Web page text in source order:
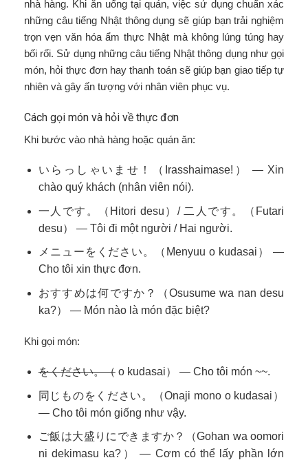
nhà hàng. Khi ăn uống tại quán, việc sử dụng chuẩn xác
những câu tiếng Nhật thông dụng sẽ giúp bạn trải nghiệm
trọn vẹn văn hóa ẩm thực Nhật mà không lúng túng hay
bối rối. Sử dụng những câu tiếng Nhật thông dụng như gọi
món, hỏi thực đơn hay thanh toán sẽ giúp bạn giao tiếp tự
nhiên và gây ấn tượng với nhân viên phục vụ.
Cách gọi món và hỏi về thực đơn
Khi bước vào nhà hàng hoặc quán ăn:
いらっしゃいませ！（Irasshaimase!） — Xin
chào quý khách (nhân viên nói).
一人です。（Hitori desu）/ 二人です。（Futari
desu） — Tôi đi một người / Hai người.
メニューをください。（Menyuu o kudasai） —
Cho tôi xin thực đơn.
おすすめは何ですか？（Osusume wa nan desu
ka?） — Món nào là món đặc biệt?
Khi gọi món:
をください。（o kudasai） — Cho tôi món ~~.
同じものをください。（Onaji mono o kudasai）
— Cho tôi món giống như vậy.
ご飯は大盛りにできますか？（Gohan wa oomori
ni dekimasu ka?） — Cơm có thể lấy phần lớn